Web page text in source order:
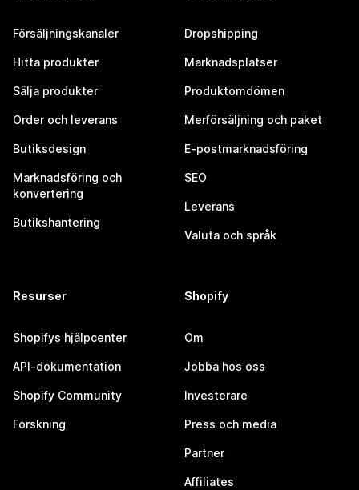
Försäljningskanaler
Hitta produkter
Sälja produkter
Order och leverans
Butiksdesign
Marknadsföring och
konvertering
Butikshantering
Dropshipping
Marknadsplatser
Produktomdömen
Merförsäljning och paket
E-postmarknadsföring
SEO
Leverans
Valuta och språk
Resurser
Shopifys hjälpcenter
API-dokumentation
Shopify Community
Forskning
Shopify
Om
Jobba hos oss
Investerare
Press och media
Partner
Affiliates